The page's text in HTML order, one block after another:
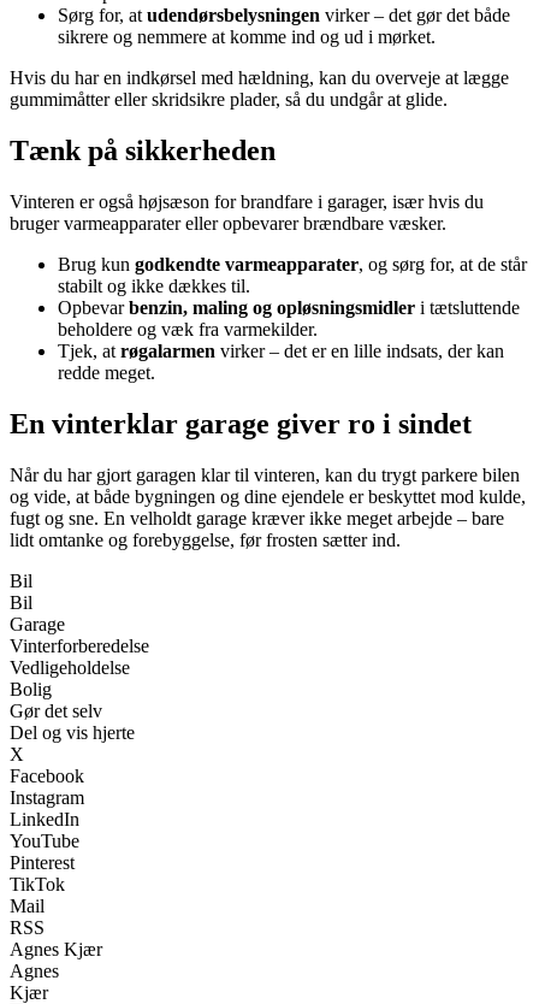
Sørg for, at udendørsbelysningen virker – det gør det både
sikrere og nemmere at komme ind og ud i mørket.
Hvis du har en indkørsel med hældning, kan du overveje at lægge
gummimåtter eller skridsikre plader, så du undgår at glide.
Tænk på sikkerheden
Vinteren er også højsæson for brandfare i garager, især hvis du
bruger varmeapparater eller opbevarer brændbare væsker.
Brug kun godkendte varmeapparater, og sørg for, at de står
stabilt og ikke dækkes til.
Opbevarbenzin, maling og opløsningsmidler i tætsluttende
beholdere og væk fra varmekilder.
Tjek, at røgalarmen virker – det er en lille indsats, der kan
redde meget.
En vinterklar garage giver ro i sindet
Når du har gjort garagen klar til vinteren, kan du trygt parkere bilen
og vide, at både bygningen og dine ejendele er beskyttet mod kulde,
fugt og sne. En velholdt garage kræver ikke meget arbejde – bare
lidt omtanke og forebyggelse, før frosten sætter ind.
Bil
Bil
Garage
Vinterforberedelse
Vedligeholdelse
Bolig
Gør det selv
Del og vis hjerte
X
Facebook
Instagram
LinkedIn
YouTube
Pinterest
TikTok
Mail
RSS
Agnes Kjær
Agnes
Kjær